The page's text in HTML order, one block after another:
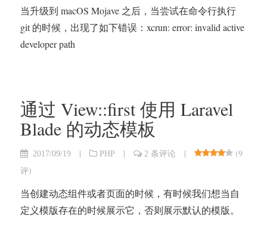
当升级到 macOS Mojave 之后，当尝试在命令行执行
git 的时候，出现了如下错误：xcrun: error: invalid active
developer path
通过 View::first 使用 Laravel
Blade 的动态模板
2017/09/19 | PHP | 2 条评论 | (9
评)
当创建动态组件或者页面的时候，有时候我们想当自
定义模版存在的时候展示它，否则展示默认的模版。